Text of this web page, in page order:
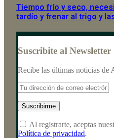
Tiempo frío y seco,
tardío y frenar al trigo y
Suscribite al Newsletter
Recibe las últimas noticias de
Al registrarte, aceptas
Política de privacidad.